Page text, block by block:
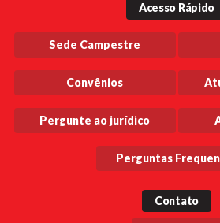
Acesso Rápido
Sede Campestre
Convênios
Pergunte ao jurídico
Perguntas
Contato